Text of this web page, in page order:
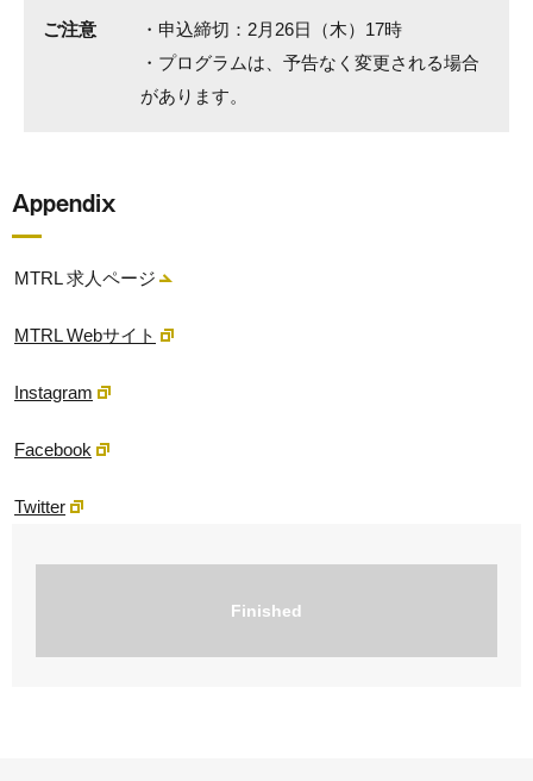
ご注意
・申込締切：2月26日（木）17時
・プログラムは、予告なく変更される場合
があります。
Appendix
MTRL 求人ページ
MTRL Webサイト
Instagram
Facebook
Twitter
Finished